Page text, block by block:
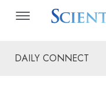
DAILY CONNECT